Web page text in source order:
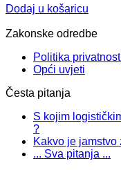
Dodaj u košaricu
Zakonske odredbe
Politika
Opći uvjeti
Česta pitanja
S kojim
?
Kakvo je
... Sva pitanja ...